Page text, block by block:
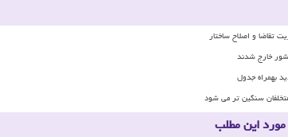
بهمراه جدول
سنگین تر می شود
مورد این مطلب